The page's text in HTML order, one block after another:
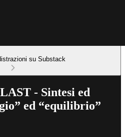
su Substack
- Sintesi ed
ed “equilibrio”